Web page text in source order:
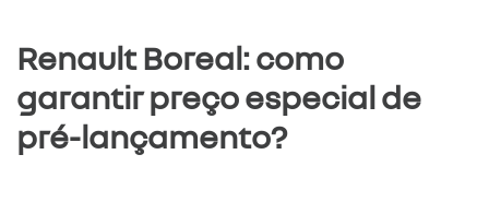
Renault Boreal: como
garantir preço especial de
pré-lançamento?